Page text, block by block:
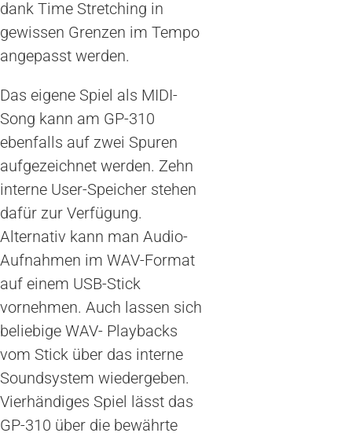
dank Time Stretching in
gewissen Grenzen im Tempo
angepasst werden.
Das eigene Spiel als MIDI-
Song kann am GP-310
ebenfalls auf zwei Spuren
aufgezeichnet werden. Zehn
interne User-Speicher stehen
dafür zur Verfügung.
Alternativ kann man Audio-
Aufnahmen im WAV-Format
auf einem USB-Stick
vornehmen. Auch lassen sich
beliebige WAV- Playbacks
vom Stick über das interne
Soundsystem wiedergeben.
Vierhändiges Spiel lässt das
GP-310 über die bewährte